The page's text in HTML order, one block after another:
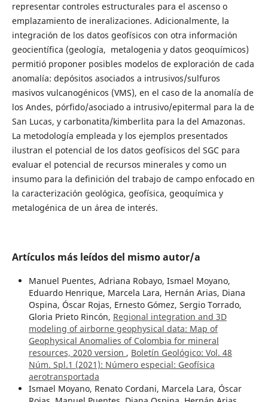
representar controles estructurales para el ascenso o
emplazamiento de ineralizaciones. Adicionalmente, la
integración de los datos geofísicos con otra información
geocientífica (geología, metalogenia y datos geoquímicos)
permitió proponer posibles modelos de exploración de cada
anomalía: depósitos asociados a intrusivos/sulfuros
masivos vulcanogénicos (VMS), en el caso de la anomalía de
los Andes, pórfido/asociado a intrusivo/epitermal para la de
San Lucas, y carbonatita/kimberlita para la del Amazonas.
La metodología empleada y los ejemplos presentados
ilustran el potencial de los datos geofísicos del SGC para
evaluar el potencial de recursos minerales y como un
insumo para la definición del trabajo de campo enfocado en
la caracterización geológica, geofísica, geoquímica y
metalogénica de un área de interés.
Artículos más leídos del mismo autor/a
Manuel Puentes, Adriana Robayo, Ismael Moyano,
Eduardo Henrique, Marcela Lara, Hernán Arias, Diana
Ospina, Óscar Rojas, Ernesto Gómez, Sergio Torrado,
Gloria Prieto Rincón, Regional integration and 3D
modeling of airborne geophysical data: Map of
Geophysical Anomalies of Colombia for mineral
resources, 2020 version , Boletín Geológico: Vol. 48
Núm. Spl.1 (2021): Número especial: Geofísica
aerotransportada
Ismael Moyano, Renato Cordani, Marcela Lara, Óscar